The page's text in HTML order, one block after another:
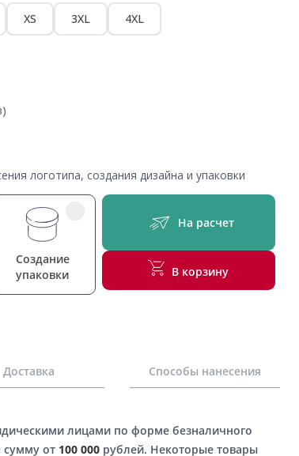
XS 3XL 4XL
логотипа, создания дизайна и упаковки
Создание
упаковки
На расчет
В корзину
Доставка Способы нанесения
лицами по форме безналичного
сумму от 100 000рублей. Некоторые товары